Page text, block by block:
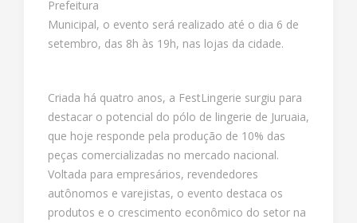
Prefeitura
Municipal, o evento será realizado até o dia 6 de
setembro, das 8h às 19h, nas lojas da cidade.
Criada há quatro anos, a FestLingerie surgiu para
destacar o potencial do pólo de lingerie de Juruaia,
que hoje responde pela produção de 10% das
peças comercializadas no mercado nacional.
Voltada para empresários, revendedores
autônomos e varejistas, o evento destaca os
produtos e o crescimento econômico do setor na